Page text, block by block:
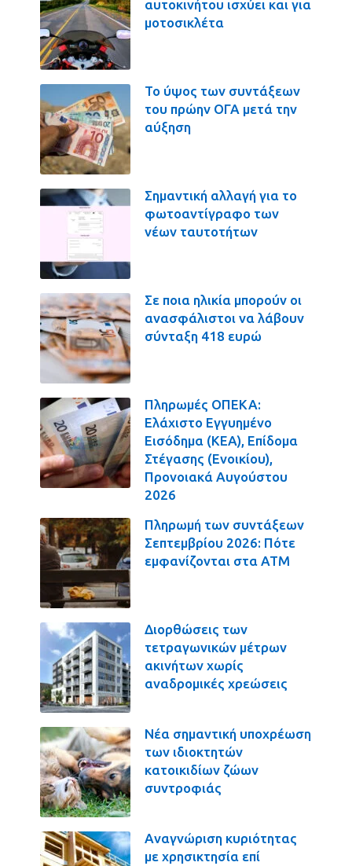
αυτοκινήτου ισχύει και για
μοτοσικλέτα
Το ύψος των συντάξεων
του πρώην ΟΓΑ μετά την
αύξηση
Σημαντική αλλαγή για το
φωτοαντίγραφο των
νέων ταυτοτήτων
Σε ποια ηλικία μπορούν οι
ανασφάλιστοι να λάβουν
σύνταξη 418 ευρώ
Πληρωμές ΟΠΕΚΑ:
Ελάχιστο Εγγυημένο
Εισόδημα (ΚΕΑ), Επίδομα
Στέγασης (Ενοικίου),
Προνοιακά Αυγούστου
2026
Πληρωμή των συντάξεων
Σεπτεμβρίου 2026: Πότε
εμφανίζονται στα ΑΤΜ
Διορθώσεις των
τετραγωνικών μέτρων
ακινήτων χωρίς
αναδρομικές χρεώσεις
Νέα σημαντική υποχρέωση
των ιδιοκτητών
κατοικιδίων ζώων
συντροφιάς
Αναγνώριση κυριότητας
με χρησικτησία επί